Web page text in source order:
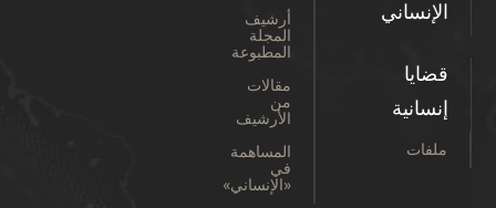
الإنساني
قضايا
إنسانية
ملفات
أرشيف
المجلة
المطبوعة
مقالات
من
الأرشيف
المساهمة
في
«الإنساني»